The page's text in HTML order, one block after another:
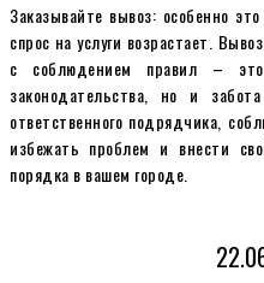
Заказывайте вывоз: особенно
спрос на услуги возрастает.
с соблюдением правил –
законодательства, но и
ответственного подрядчика,
избежать проблем и внести
порядка в вашем городе.